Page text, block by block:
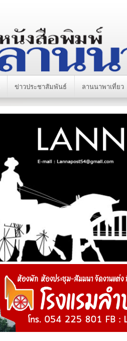
ข่าวประชาสัมพันธ์ ลานนาพาเที่ยว